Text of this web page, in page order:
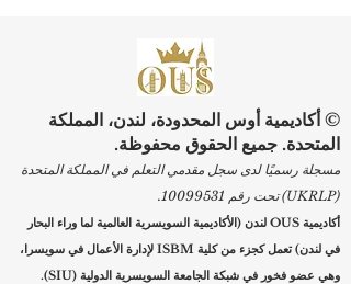
© أكاديمية أوس المحدودة، لندن، المملكة
المتحدة. جميع الحقوق محفوظة.
مسجلة رسميًا لدى سجل مقدمي التعلم في المملكة المتحدة
(UKRLP) تحت رقم
10099531
.
أكاديمية OUS لندن (الأكاديمية السويسرية العالمية لما وراء البحار
في لندن) تعمل كجزء من كلية ISBM لإدارة الأعمال في سويسرا،
وهي عضو فخور في شبكة الجامعة السويسرية الدولية (SIU).